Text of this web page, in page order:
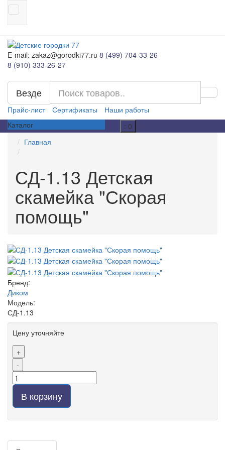
E-mail: zakaz@gorodki77.ru 8 (499) 704-33-26
8 (910) 333-26-27
Везде
Прайс-лист Сертификаты
Наши работы
Каталог
: 0
Главная
СД-1.13 Детская
скамейка "Скорая
помощь"
Бренд:
Диком
Модель:
СД-1.13
Цену уточняйте
+
-
В корзину